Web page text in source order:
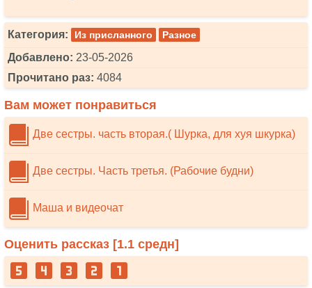
Категория: Из присланного Разное
Добавлено: 23-05-2026
Прочитано раз: 4084
Вам может понравиться
Две сестры. часть вторая.( Шурка, для хуя шкурка)
Две сестры. Часть третья. (Рабочие будни)
Маша и видеочат
Оценить рассказ [1.1 средн]